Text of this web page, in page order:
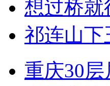
想过桥就
祁连山下
重庆30